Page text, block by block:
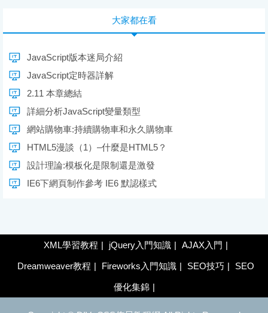
大家都在看
JavaScript版本迷局介紹
JavaScript定時器詳解
2.11 本章總結
詳細分析JavaScript變量類型
網站購物車:持續購物車和永久購物車
HTML5漫談（1）–什麼是HTML5？
設計理論:模板化是限制還是激發
IE6下網頁制作參考 IE6 默認樣式
XML學習教程 | jQuery入門知識 | AJAX入門 |
Dreamweaver教程 | Fireworks入門知識 | SEO技巧 | SEO
優化集錦 |